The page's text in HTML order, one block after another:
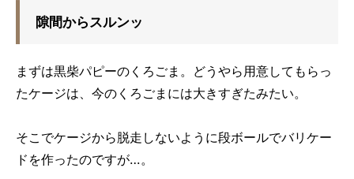
隙間からスルンッ
まずは黒柴パピーのくろごま。どうやら用意してもらっ
たケージは、今のくろごまには大きすぎたみたい。
そこでケージから脱走しないように段ボールでバリケー
ドを作ったのですが…。